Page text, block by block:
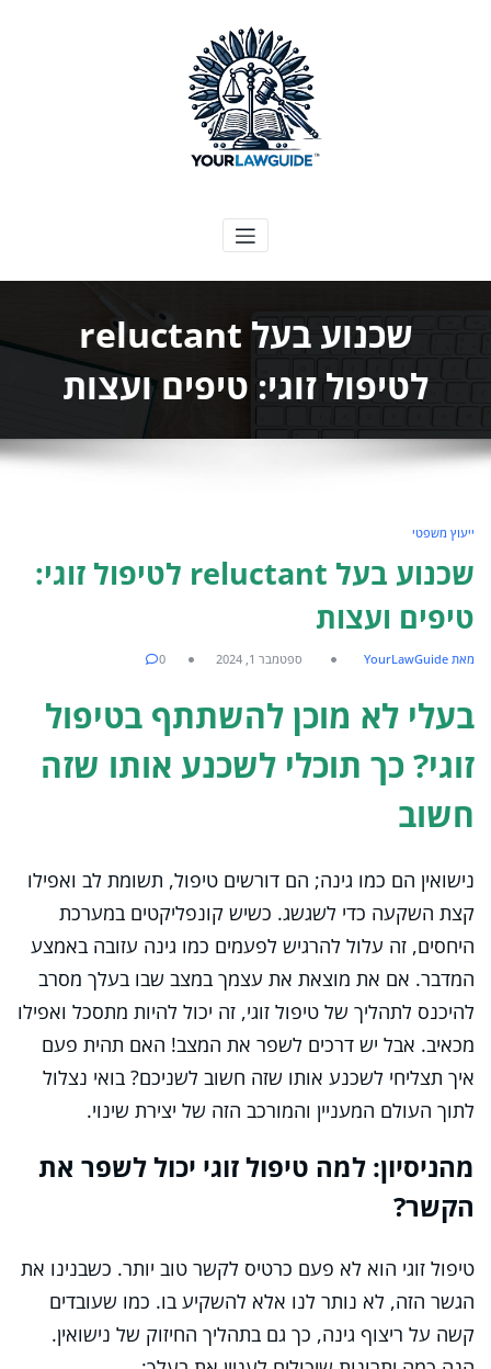
המדריך המשפטי שלך
שכנוע בעל reluctant
לטיפול זוגי: טיפים ועצות
ייעוץ משפטי
שכנוע בעל reluctant לטיפול זוגי:
טיפים ועצות
מאת YourLawGuide ספטמבר 1, 2024 0
בעלי לא מוכן להשתתף בטיפול
זוגי? כך תוכלי לשכנע אותו שזה
חשוב
נישואין הם כמו גינה; הם דורשים טיפול, תשומת לב ואפילו
קצת השקעה כדי לשגשג. כשיש קונפליקטים במערכת
היחסים, זה עלול להרגיש לפעמים כמו גינה עזובה באמצע
המדבר. אם את מוצאת את עצמך במצב שבו בעלך מסרב
להיכנס לתהליך של טיפול זוגי, זה יכול להיות מתסכל ואפילו
מכאיב. אבל יש דרכים לשפר את המצב! האם תהית פעם
איך תצליחי לשכנע אותו שזה חשוב לשניכם? בואי נצלול
לתוך העולם המעניין והמורכב הזה של יצירת שינוי.
מהניסיון: למה טיפול זוגי יכול לשפר את
הקשר?
טיפול זוגי הוא לא פעם כרטיס לקשר טוב יותר. כשבנינו את
הגשר הזה, לא נותר לנו אלא להשקיע בו. כמו שעובדים
קשה על ריצוף גינה, כך גם בתהליך החיזוק של נישואין.